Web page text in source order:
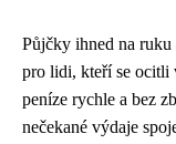
Půjčky ihned na
pro lidi, kteří se ocitli
peníze rychle a bez
nečekané výdaje